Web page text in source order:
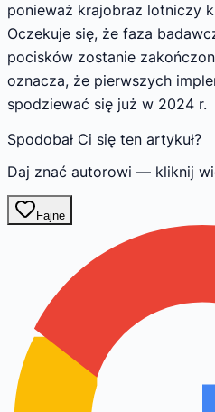
ponieważ krajobraz lotniczy
Oczekuje się, że faza
pocisków zostanie
oznacza, że pierwszych
spodziewać się już w 2024 r.
Spodobał Ci się ten artykuł?
Daj znać autorowi — kliknij
Fajne